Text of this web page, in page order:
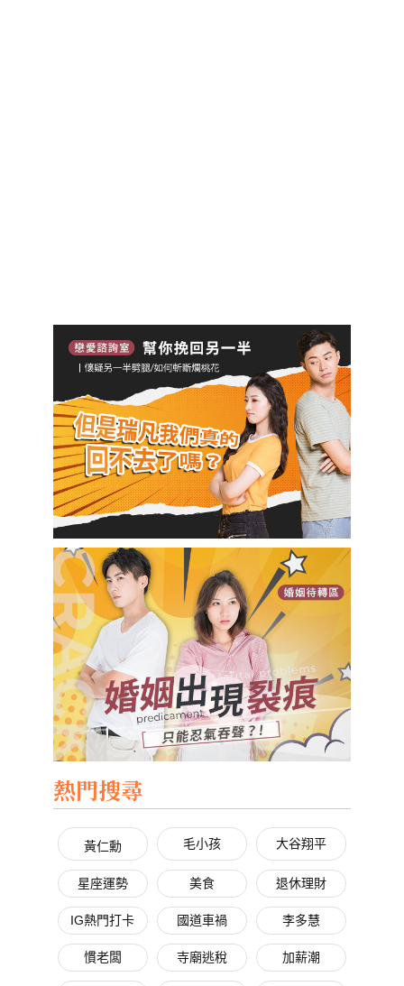
熱門搜尋
黃仁勳 毛小孩 大谷翔平
星座運勢 美食 退休理財
IG熱門打卡 國道車禍 李多慧
慣老闆 寺廟逃稅 加薪潮